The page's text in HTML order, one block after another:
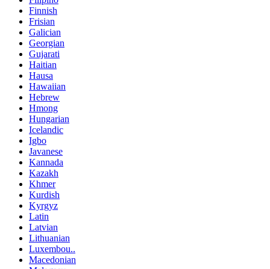
Finnish
Frisian
Galician
Georgian
Gujarati
Haitian
Hausa
Hawaiian
Hebrew
Hmong
Hungarian
Icelandic
Igbo
Javanese
Kannada
Kazakh
Khmer
Kurdish
Kyrgyz
Latin
Latvian
Lithuanian
Luxembou..
Macedonian